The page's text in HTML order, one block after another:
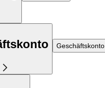
Geschäftskonto